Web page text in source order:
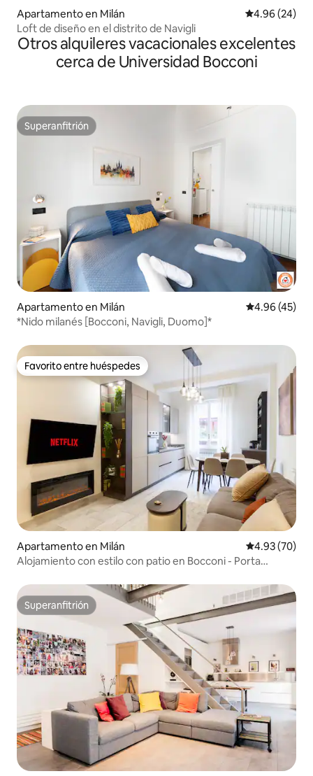
Apartamento en Milán Calificación
4.96 (24)
Loft de diseño en el distrito de Navigli
Otros alquileres vacacionales excelentes
cerca de Universidad Bocconi
Superanfitrión
Superanfitrión
Apartamento en Milán Calificación
4.96 (45)
*Nido milanés [Bocconi, Navigli, Duomo]*
Favorito entre huéspedes
Favorito entre huéspedes
Apartamento en Milán Calificación
4.93 (70)
Alojamiento con estilo con patio en Bocconi - Porta
Superanfitrión
Superanfitrión